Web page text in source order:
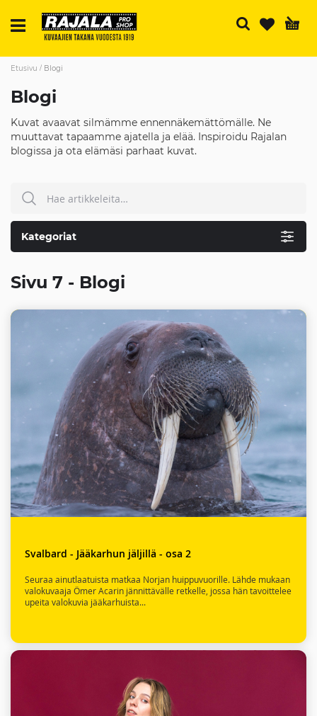
Etusivu Blogi
Blogi
Kuvat avaavat silmämme ennennäkemättömälle. Ne
muuttavat tapaamme ajatella ja elää. Inspiroidu Rajalan
blogissa ja ota elämäsi parhaat kuvat.
Hae HAE
Kategoriat
Sivu 7 - Blogi
Svalbard - Jääkarhun jäljillä - osa 2
Seuraa ainutlaatuista matkaa Norjan huippuvuorille. Lähde mukaan
valokuvaaja Ömer Acarin jännittävälle retkelle, jossa hän tavoittelee
upeita valokuvia jääkarhuista...